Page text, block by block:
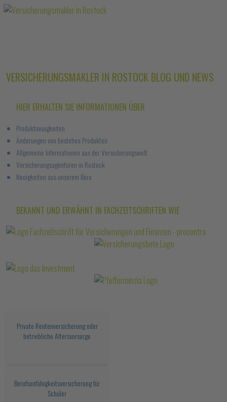
VERSICHERUNGSMAKLER IN ROSTOCK BLOG UND NEWS
HIER ERHALTEN SIE INFORMATIONEN ÜBER
Produktneuigkeiten
Änderungen von bestehen Produkten
Allgemeine Informationen aus der Versicherungswelt
Versicherungsagenturen in Rostock
Neuigkeiten aus unserem Büro
BEKANNT UND ERWÄHNT IN FACHZEITSCHRIFTEN WIE
Private Rentenversicherung oder
betriebliche Altersvorsorge
Berufsunfähigkeitsversicherung für
Schüler